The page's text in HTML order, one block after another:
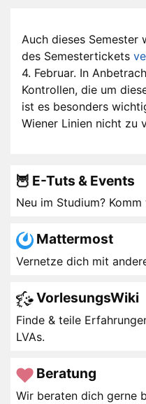
Auch dieses
des Semestertickets
4. Februar. In
Kontrollen, die um
ist es besonders
Wiener Linien nicht zu
🦉 E-Tuts & Events
Neu im Studium? Komm
Mattermost
Vernetze dich mit
VorlesungsWiki
Finde & teile
LVAs.
Beratung
Wir beraten dich gerne